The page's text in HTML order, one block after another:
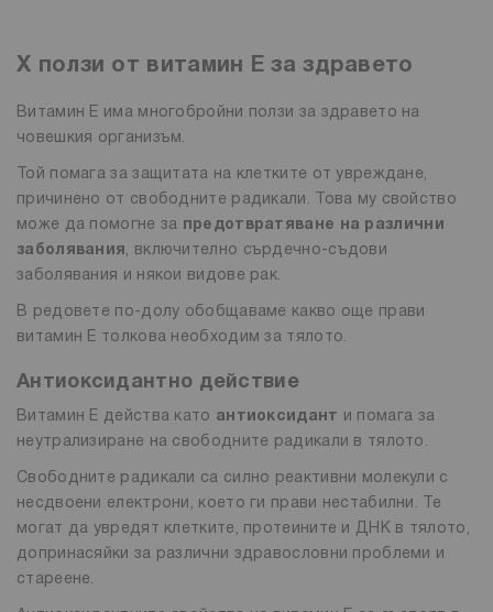
Х ползи от витамин Е за здравето
Витамин Е има многобройни ползи за здравето на
човешкия организъм.
Той помага за защитата на клетките от увреждане,
причинено от свободните радикали. Това му свойство
може да помогне за предотвратяване на различни
заболявания, включително сърдечно-съдови
заболявания и някои видове рак.
В редовете по-долу обобщаваме какво още прави
витамин Е толкова необходим за тялото.
Антиоксидантно действие
Витамин Е действа като антиоксидант и помага за
неутрализиране на свободните радикали в тялото.
Свободните радикали са силно реактивни молекули с
несдвоени електрони, което ги прави нестабилни. Те
могат да увредят клетките, протеините и ДНК в тялото,
допринасяйки за различни здравословни проблеми и
стареене.